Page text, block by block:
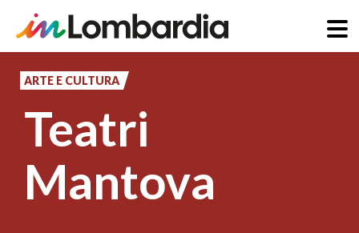
principale
ARTE E CULTURA
Teatri
Mantova